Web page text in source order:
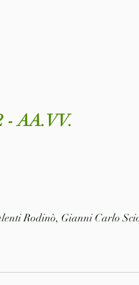
- AA.VV.
Rodinò, Gianni Carlo